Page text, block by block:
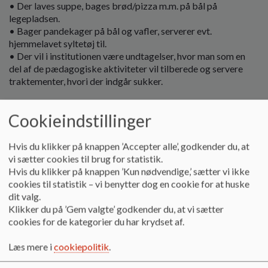
• Der laves suppe, bages brød/pizza m.m. på bål på
legepladsen.
• Bager pandekager på bål og vafler, serverer evt.
hjemmelavet syltetøj til.
• Der vil i institutionen være undtagelser, hvor man som en
del af de pædagogiske aktiviteter vil tilberede og servere
traktementer, hvori der indgår sukker.
bevægelse og dette understøtter vi på følgende måde:
• Bevægelseslege i tumlesalen – både spontane og
voksenstyrede forløb
• Leg hver dag på legepladsen – igen både børnenes egen leg
og voksenstyrede aktiviteter
• Løb hver onsdag i perioder
• Temauge – krop og bevægelse
• Ture ud af huset – Filurgruppen har en fast turdag om ugen.
I alle andre grupper er der både planlagte og spontane ture,
dog afhængig af de givne ressourcer.
• Gymnastik f.eks. til samling i børnehaven
• Tumleleg i vuggestuen
Cookieindstillinger
Hvis du klikker på knappen ’Accepter alle’, godkender du, at
vi sætter cookies til brug for statistik.
Hvis du klikker på knappen ’Kun nødvendige,’ sætter vi ikke
cookies til statistik – vi benytter dog en cookie for at huske
dit valg.
Klikker du på ’Gem valgte’ godkender du, at vi sætter
cookies for de kategorier du har krydset af.
Læs mere icookiepolitik.